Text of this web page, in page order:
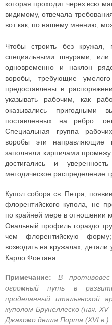
которая проходит через всю
видимому, отвечала
вот как, по нашему мнению,
Чтобы строить без кружал,
специальными шнурами, или
одновременно и наклон
воробы, требующие
предоставлены в
указывать рабочим, как
оказывались пригодными
поставленных на ребро:
Специальная группа
воробы эти направляющие
заполняли кирпичами
достигались и
методическое распределение
Купол собора св. Петра ,
флорентийского купола, не
по крайней мере в отношении
Овальный профиль гораздо
чем флорентийскую
возводить на кружалах,
Карло Фонтана.
Примечание:
В
огромный путь в
проделанный итальянской
куполом Брунеллеско (нач.
Джакомо делла Порта (XVI в.).